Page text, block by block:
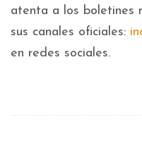
atenta a los boletines
sus canales oficiales:
en redes sociales.